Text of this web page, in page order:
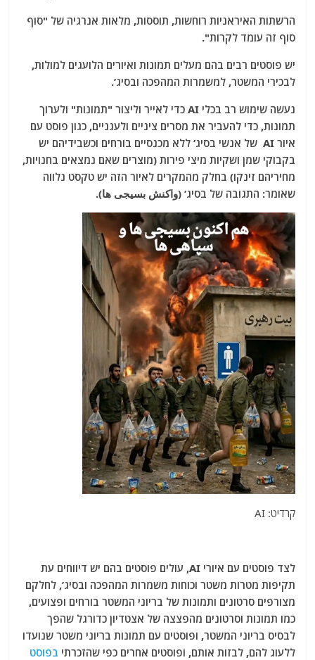
s
A
p
p
g
ra
m
l
er
e
o
o
k
הרשתות האיראניות רוחשות, תוססות, מלאות אנרגיה של "סוף
סוף זה עומד לקרות".
יש פוסטים רבים בהם מעלים תמונות ואיורים הלועגים למולות,
לבכירי המשטר, למשמרות המהפכה ובסיג’.
נעשה שימוש רב בכלי AI כדי לאייר וליצור "תמונות" ולערוך
תמונות, כדי להעביר את מסרים ציניים ולעגניים, כגון פוסט עם
איור AI של אנשי בסיג’ ללא מכנסיים בורחים וכשבידיהם יש
בקבוקי שמן ושקיות מיצי פירות (מוצרים שאם נמצאים בחנויות,
מחיריהם זינקו) בחלק מהמקרים לאיור הזה יש טקסט נלווה
שאומר: התגובה של בסיג’ (واکنش بسیجی ها).
קרדיט: AI
לצד פוסטים עם איורי AI, עולים פוסטים בהם יש דיווחים עת
תקיפות מטרות משטר וכוחות משמרות המהפכה ובסיג’, לחלקם
מצורפים סרטונים ותמונות של בריוני המשטר בורחים ופצועים,
כמו תמונות וסרטונים מהפצצה של אצטדיון כדורגל שהפך
לבסיס בריוני המשטר, ופוסטים עם תמונות בריוני משטר שנועדו
ללעוג להם, לבזות אותם, ופוסטים אחרים כפי שהזכרתי בפוסט